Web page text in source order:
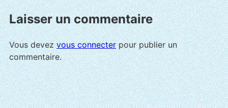
Laisser un commentaire
Vous devezvous connecterpour publier un
commentaire.